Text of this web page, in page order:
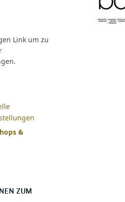
Link um zu
&
ZUM